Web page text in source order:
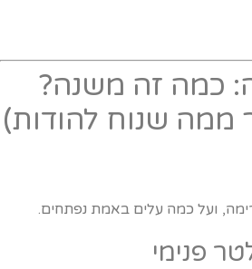
כמה זה משנה?
ממה שנוח להודות)
ועל כמה עלים באמת נפתחים.
פנימי